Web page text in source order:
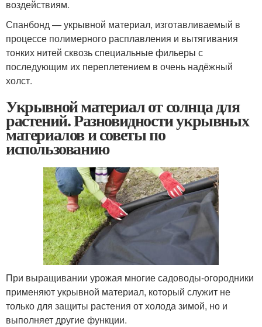
воздействиям.
Спанбонд — укрывной материал, изготавливаемый в
процессе полимерного расплавления и вытягивания
тонких нитей сквозь специальные фильеры с
последующим их переплетением в очень надёжный
холст.
Укрывной материал от солнца для
растений. Разновидности укрывных
материалов и советы по
использованию
При выращивании урожая многие садоводы-огородники
применяют укрывной материал, который служит не
только для защиты растения от холода зимой, но и
выполняет другие функции.